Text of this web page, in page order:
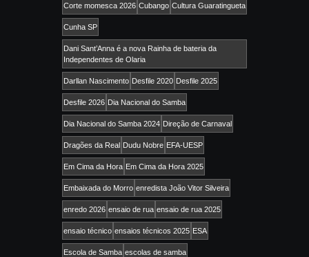
Corte momesca 2026 Cubango Cultura Guaratingueta
Cunha SP
Dani Sant’Anna é a nova Rainha de bateria da
Independentes de Olaria
Darllan Nascimento Desfile 2020 Desfile 2025
Desfile 2026 Dia Nacional do Samba
Dia Nacional do Samba 2024 Direção de Carnaval
Dragões da Real Dudu Nobre EFA-UESP
Em Cima da Hora Em Cima da Hora 2025
Embaixada do Morro enredista João Vitor Silveira
enredo 2026 ensaio de rua ensaio de rua 2025
ensaio técnico ensaios técnicos 2025 ESA
Escola de Samba escolas de samba